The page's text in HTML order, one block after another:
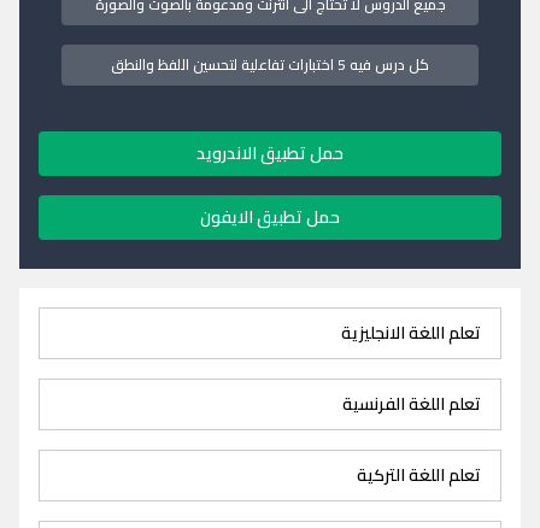
كل درس فيه 5 اختبارات تفاعلية لتحسين اللفظ والنطق
حمل تطبيق الاندرويد
حمل تطبيق الايفون
تعلم اللغة الانجليزية
تعلم اللغة الفرنسية
تعلم اللغة التركية